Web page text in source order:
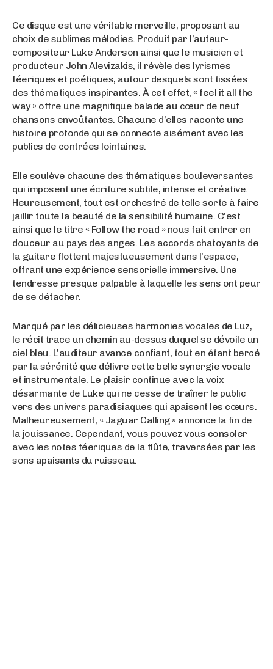
Ce disque est une véritable merveille, proposant au
choix de sublimes mélodies. Produit par l’auteur-
compositeur Luke Anderson ainsi que le musicien et
producteur John Alevizakis, il révèle des lyrismes
féeriques et poétiques, autour desquels sont tissées
des thématiques inspirantes. À cet effet, « feel it all the
way » offre une magnifique balade au cœur de neuf
chansons envoûtantes. Chacune d’elles raconte une
histoire profonde qui se connecte aisément avec les
publics de contrées lointaines.
Elle soulève chacune des thématiques bouleversantes
qui imposent une écriture subtile, intense et créative.
Heureusement, tout est orchestré de telle sorte à faire
jaillir toute la beauté de la sensibilité humaine. C’est
ainsi que le titre « Follow the road » nous fait entrer en
douceur au pays des anges. Les accords chatoyants de
la guitare flottent majestueusement dans l’espace,
offrant une expérience sensorielle immersive. Une
tendresse presque palpable à laquelle les sens ont peur
de se détacher.
Marqué par les délicieuses harmonies vocales de Luz,
le récit trace un chemin au-dessus duquel se dévoile un
ciel bleu. L’auditeur avance confiant, tout en étant bercé
par la sérénité que délivre cette belle synergie vocale
et instrumentale. Le plaisir continue avec la voix
désarmante de Luke qui ne cesse de traîner le public
vers des univers paradisiaques qui apaisent les cœurs.
Malheureusement, « Jaguar Calling » annonce la fin de
la jouissance. Cependant, vous pouvez vous consoler
avec les notes féeriques de la flûte, traversées par les
sons apaisants du ruisseau.